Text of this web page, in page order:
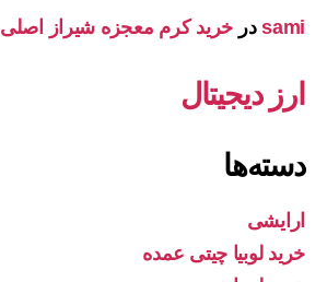
samiدر خرید کرم معجزه شیراز اصلی
ارز دیجیتال
دسته‌ها
ارایشی
خرید لوبیا چیتی عمده